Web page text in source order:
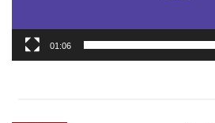
01:06